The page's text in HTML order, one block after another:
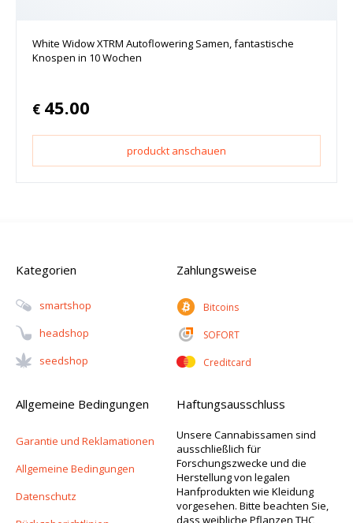
White Widow XTRM Autoflowering Samen, fantastische
Knospen in 10 Wochen
€ 45.00
produckt anschauen
Kategorien
Smartshop
Headshop
Seedshop
Zahlungsweise
Bitcoins
SOFORT
Creditcard
Allgemeine Bedingungen
Garantie und Reklamationen
Allgemeine Bedingungen
Datenschutz
Haftungsausschluss
Unsere Cannabissamen sind
ausschließlich für
Forschungszwecke und die
Herstellung von legalen
Hanfprodukten wie Kleidung
vorgesehen. Bitte beachten Sie,
dass weibliche Pflanzen THC